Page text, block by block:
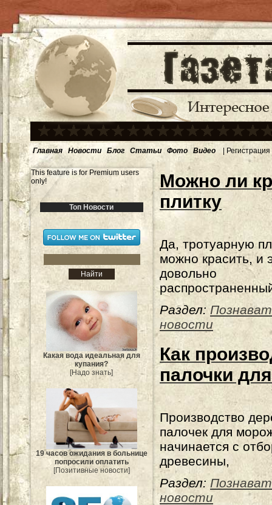
Главная Новости Блог Статьи Фото Видео | Регистрация
This feature is for Premium users
only!
Топ Новости
Какая вода идеальная для
купания?
[Надо знать]
19 часов ожидания в больнице
попросили оплатить
[Позитивные новости]
Можно ли
плитку
Да, тротуарную
можно красить, и
довольно
Раздел:
новости
Как
палочки
Производство
палочек для
начинается с
древесины,
Раздел:
новости